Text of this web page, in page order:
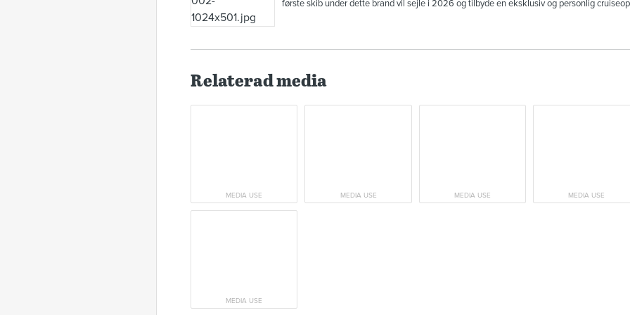
første skib under dette brand vil sejle i 2026 og tilbyde en eksklusiv og personlig
Relaterad media
MEDIA USE MEDIA USE MEDIA USE MEDIA USE
MEDIA USE